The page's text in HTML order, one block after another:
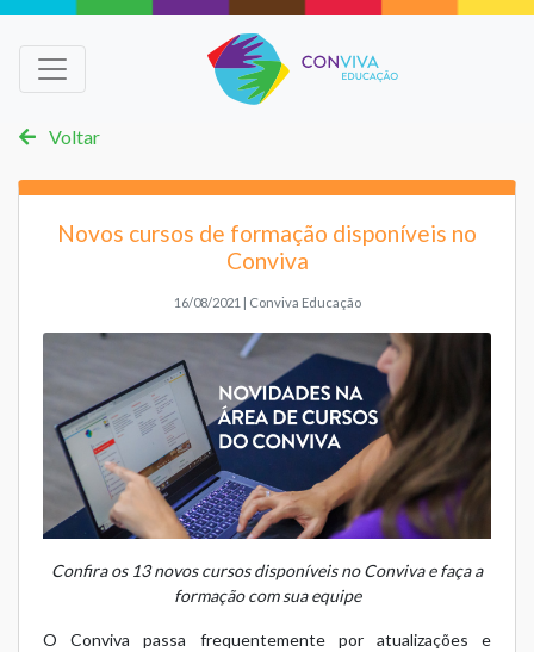
Voltar
Novos cursos de formação disponíveis no
Conviva
16/08/2021 | Conviva Educação
Confira os 13 novos cursos disponíveis no Conviva e faça a
formação com sua equipe
O Conviva passa frequentemente por atualizações e